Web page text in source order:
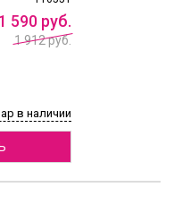
1 590 руб.
1 912 руб.
в наличии